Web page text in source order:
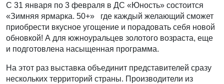
С 31 января по 3 февраля в ДС «Юность» состоится
«Зимняя ярмарка. 50+» где каждый желающий сможет
приобрести вкусное угощение и порадовать себя новой
обновкой! А для южноуральцев золотого возраста, еще
и подготовлена насыщенная программа.
На этот раз выставка объединит представителей сразу
нескольких территорий страны. Производители из